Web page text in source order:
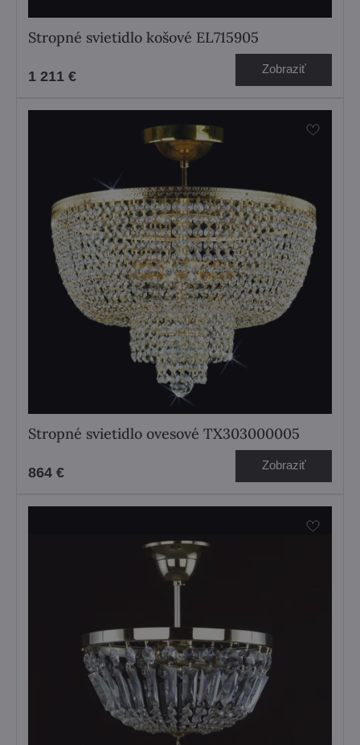
Stropné svietidlo košové EL715905
1 211 € Zobraziť
Stropné svietidlo ovesové TX303000005
864 € Zobraziť